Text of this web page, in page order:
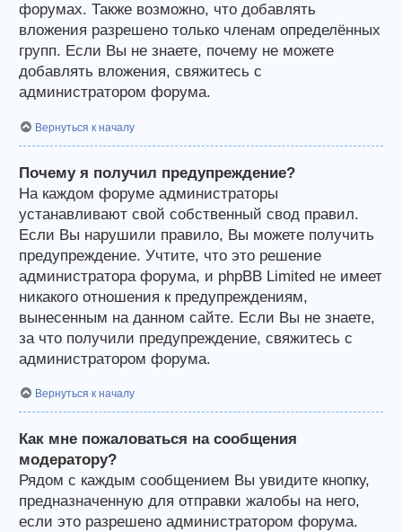
форумах. Также возможно, что добавлять
вложения разрешено только членам определённых
групп. Если Вы не знаете, почему не можете
добавлять вложения, свяжитесь с
администратором форума.
Вернуться к началу
Почему я получил предупреждение?
На каждом форуме администраторы
устанавливают свой собственный свод правил.
Если Вы нарушили правило, Вы можете получить
предупреждение. Учтите, что это решение
администратора форума, и phpBB Limited не имеет
никакого отношения к предупреждениям,
вынесенным на данном сайте. Если Вы не знаете,
за что получили предупреждение, свяжитесь с
администратором форума.
Вернуться к началу
Как мне пожаловаться на сообщения
модератору?
Рядом с каждым сообщением Вы увидите кнопку,
предназначенную для отправки жалобы на него,
если это разрешено администратором форума.